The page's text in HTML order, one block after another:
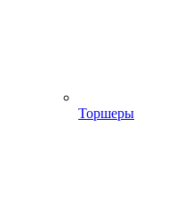
Торшеры